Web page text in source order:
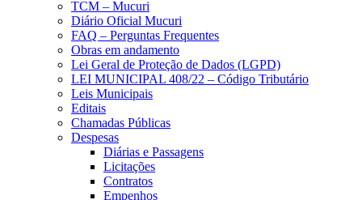
TCM – Mucuri
Diário Oficial Mucuri
FAQ – Perguntas Frequentes
Obras em andamento
Lei Geral de Proteção de Dados (LGPD)
LEI MUNICIPAL 408/22 – Código Tributário
Leis Municipais
Editais
Chamadas Públicas
Despesas
Diárias e Passagens
Licitações
Contratos
Empenhos